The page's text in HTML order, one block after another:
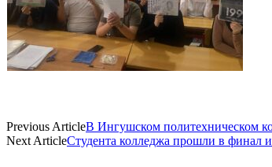
Previous ArticleВ Ингушском политехническом
Next ArticleСтудента колледжа прошли в финал